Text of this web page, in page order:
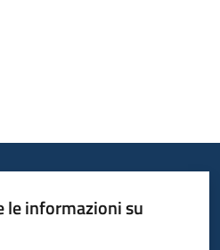
le informazioni su